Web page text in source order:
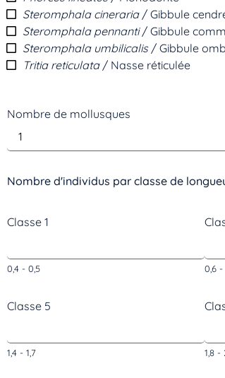
Steromphala cineraria/ Gibbule
Steromphala pennanti/ Gibbule
Steromphala umbilicalis/ Gibbule
Tritia reticulata/ Nasse réticulée
Nombre de mollusques
Nombre d'individus par classe de
Classe 1
0,4 - 0,5
Classe 5
1,4 - 1,7
0,6 -
1,8 -